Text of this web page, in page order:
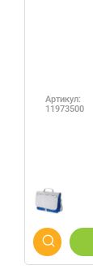
Артикул:
11973500